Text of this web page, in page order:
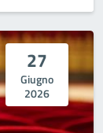
27
Giugno
2026